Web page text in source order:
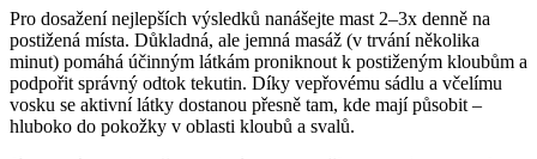
Pro dosažení nejlepších výsledků nanášejte mast 2–3x denně na
postižená místa. Důkladná, ale jemná masáž (v trvání několika
minut) pomáhá účinným látkám proniknout k postiženým kloubům a
podpořit správný odtok tekutin. Díky vepřovému sádlu a včelímu
vosku se aktivní látky dostanou přesně tam, kde mají působit –
hluboko do pokožky v oblasti kloubů a svalů.